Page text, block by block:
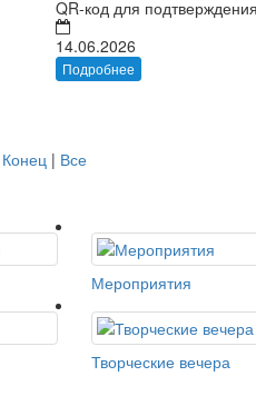
QR-код для
14.06.2026
Подробнее
Конец | Все
Мероприятия
Творческие вечера